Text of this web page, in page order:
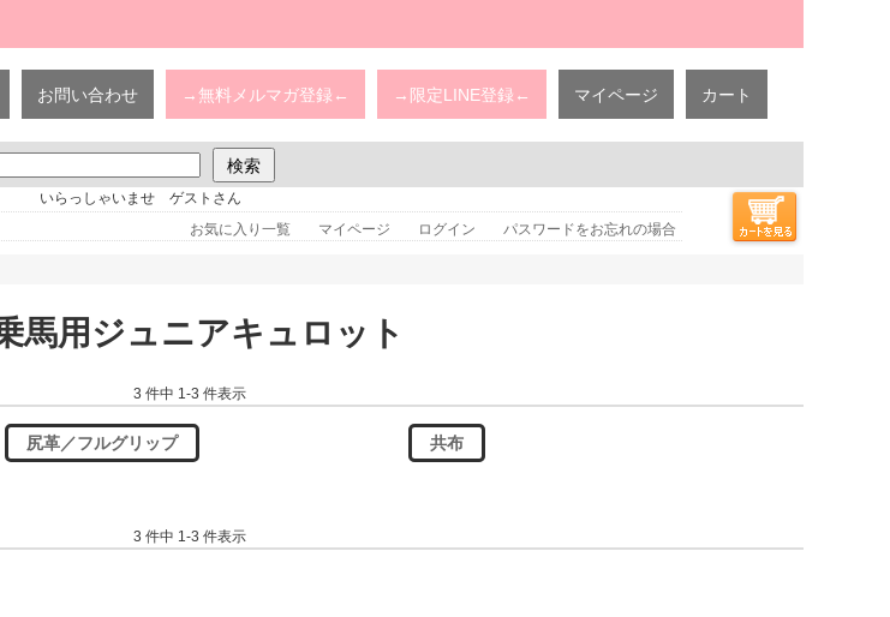
お問い合わせ →無料メルマガ登録← →限定LINE登録← マイページ カート
いらっしゃいませ ゲストさん
お気に入り一覧
マイページ ログイン パスワードをお忘れの場合
馬用ジュニアキュロット
3 件中 1-3 件表示
尻革／フルグリップ 共布
3 件中 1-3 件表示